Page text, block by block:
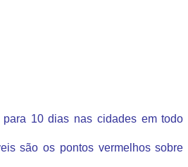
para 10 dias nas cidades em todo
são os pontos vermelhos sobre